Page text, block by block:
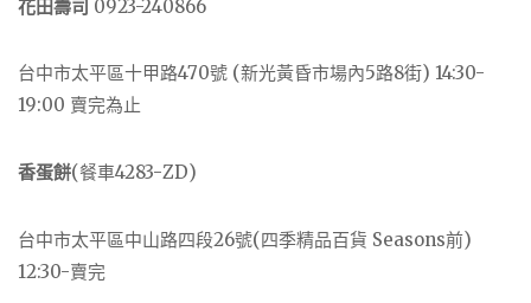
花田壽司 0923-240866
台中市太平區十甲路470號 (新光黃昏市場內5路8街) 14:30-
19:00 賣完為止
香蛋餅(餐車4283-ZD)
台中市太平區中山路四段26號(四季精品百貨 Seasons前)
12:30-賣完